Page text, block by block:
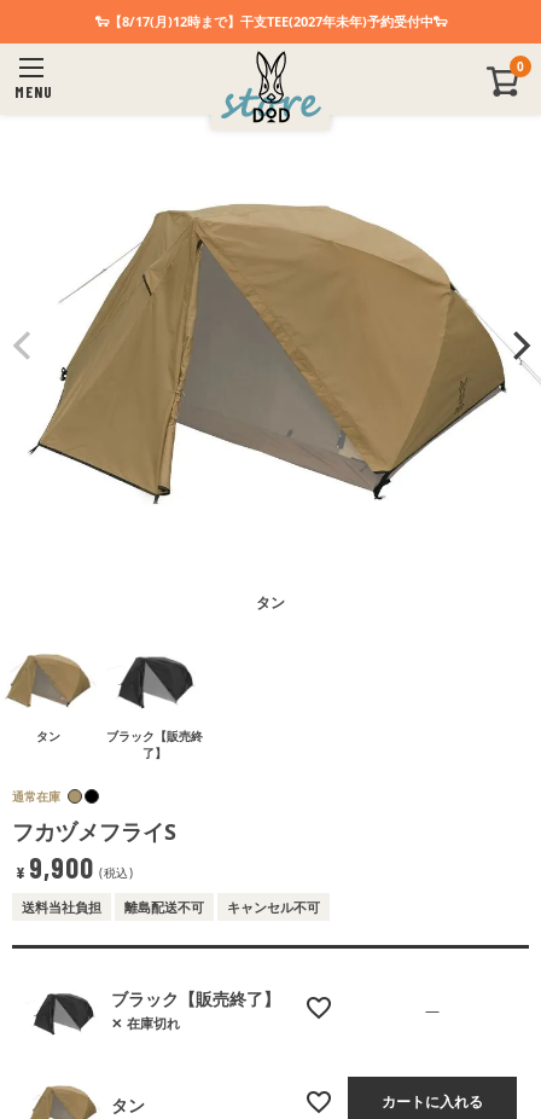
🐑【8/17(月)12時まで】干支TEE(2027年未年)予約受付中🐑
MENU
0
タン
タン
ブラック【販売終
了】
通常在庫
フカヅメフライS
¥ 9,900 税込
送料当社負担 離島配送不可 キャンセル不可
ブラック【販売終了】
在庫切れ
—
タン カートに入れる